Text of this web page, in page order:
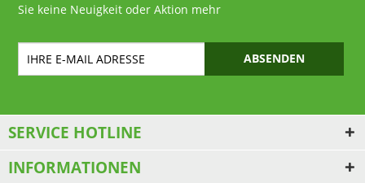
Sie keine Neuigkeit oder Aktion mehr
ABSENDEN
SERVICE HOTLINE
INFORMATIONEN